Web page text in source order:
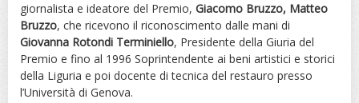
giornalista e ideatore del Premio, Giacomo Bruzzo, Matteo
Bruzzo, che ricevono il riconoscimento dalle mani di
Giovanna Rotondi Terminiello, Presidente della Giuria del
Premio e fino al 1996 Soprintendente ai beni artistici e storici
della Liguria e poi docente di tecnica del restauro presso
l’Università di Genova.